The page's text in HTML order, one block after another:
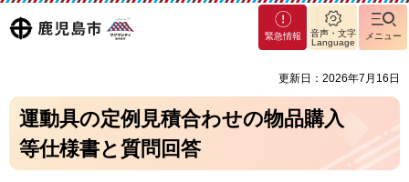
鹿児島
マグ
マシ
島市
緊急情報
音声・文字
Language
メニュー
更新日：2026年7月16日
運動具の定例見積合わせの物品購入
等仕様書と質問回答